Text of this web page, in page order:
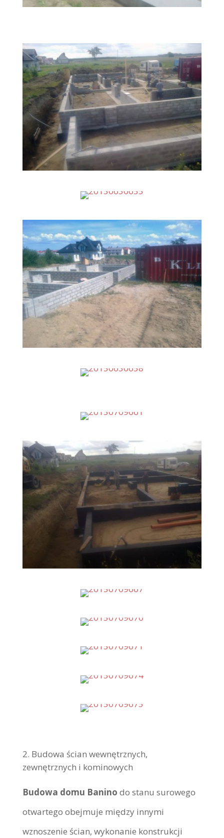
Budowa ścian wewnętrznych,
zewnętrznych i kominowych
Budowa domu Banino do stanu surowego
otwartego obejmuje między innymi
wznoszenie ścian, wykonanie konstrukcji